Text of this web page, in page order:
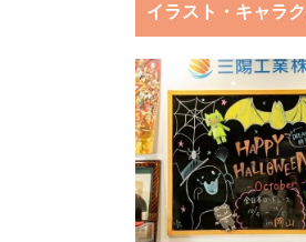
イラスト・キャラ